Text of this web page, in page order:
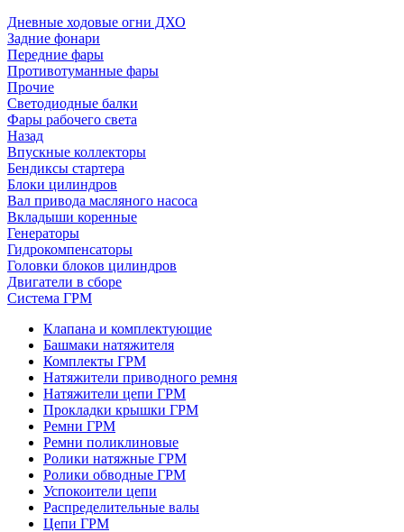
Дневные ходовые огни ДХО
Задние фонари
Передние фары
Противотуманные фары
Прочие
Светодиодные балки
Фары рабочего света
Назад
Впускные коллекторы
Бендиксы стартера
Блоки цилиндров
Вал привода масляного насоса
Вкладыши коренные
Генераторы
Гидрокомпенсаторы
Головки блоков цилиндров
Двигатели в сборе
Система ГРМ
Клапана и комплектующие
Башмаки натяжителя
Комплекты ГРМ
Натяжители приводного ремня
Натяжители цепи ГРМ
Прокладки крышки ГРМ
Ремни ГРМ
Ремни поликлиновые
Ролики натяжные ГРМ
Ролики обводные ГРМ
Успокоители цепи
Распределительные валы
Цепи ГРМ